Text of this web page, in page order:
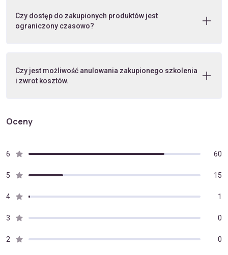
Czy dostęp do zakupionych produktów jest
ograniczony czasowo?
Czy jest możliwość anulowania zakupionego szkolenia
i zwrot kosztów.
Oceny
6 60
5 15
4 1
3 0
2 0